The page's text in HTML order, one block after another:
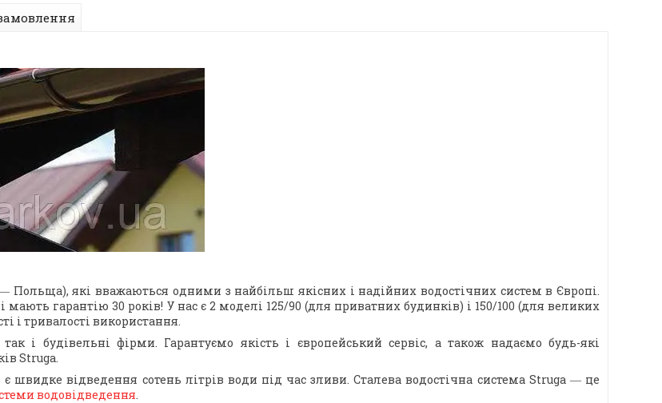
Польща), які вважаються одними з найбільш якісних і надійних водостічних систем в Європі.
мають гарантію 30 років! У нас є 2 моделі 125/90 (для приватних будинків) і 150/100 (для великих
і тривалості використання.
і будівельні фірми. Гарантуємо якість і європейський сервіс, а також надаємо будь-які
Struga.
швидке відведення сотень літрів води під час зливи. Сталева водостічна система Struga ― це
водовідведення.